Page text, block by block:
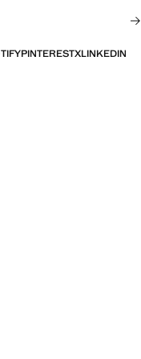
PINTERESTXLINKEDIN